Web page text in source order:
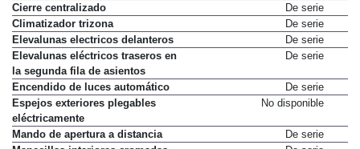
Cierre centralizado
De serie
Climatizador trizona
De serie
Elevalunas electricos delanteros
De serie
Elevalunas eléctricos traseros en
la segunda fila de asientos
De serie
Encendido de luces automático
De serie
Espejos exteriores plegables
eléctricamente
No disponible
Mando de apertura a distancia
De serie